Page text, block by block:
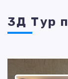
3Д Тур